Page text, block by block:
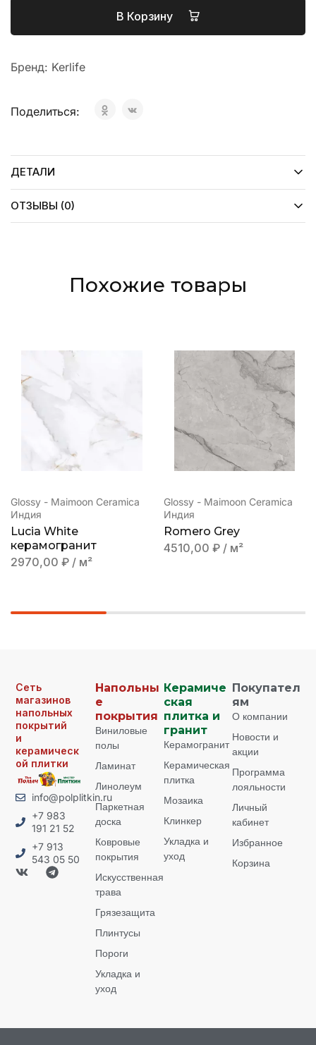
В Корзину
Бренд: Kerlife
Поделиться:
ДЕТАЛИ
ОТЗЫВЫ (0)
Похожие товары
Glossy - Maimoon Ceramica
Индия
Lucia White
керамогранит
2970,00 ₽ / м²
Glossy - Maimoon Ceramica
Индия
Romero Grey
4510,00 ₽ / м²
Сеть
магазинов
напольных
покрытий
и
керамическ
ой плитки
info@polplitkin.ru
+7 983
191 21 52
+7 913
543 05 50
Напольны
е
покрытия
Виниловые
полы
Ламинат
Линолеум
Паркетная
доска
Ковровые
покрытия
Искусственная
трава
Грязезащита
Плинтусы
Пороги
Укладка и
уход
Керамиче
ская
плитка и
гранит
Керамогранит
Керамическая
плитка
Мозаика
Клинкер
Укладка и
уход
Покупател
ям
О компании
Новости и
акции
Программа
лояльности
Личный
кабинет
Избранное
Корзина